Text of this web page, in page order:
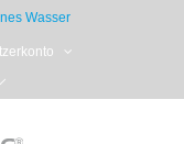
Wasser